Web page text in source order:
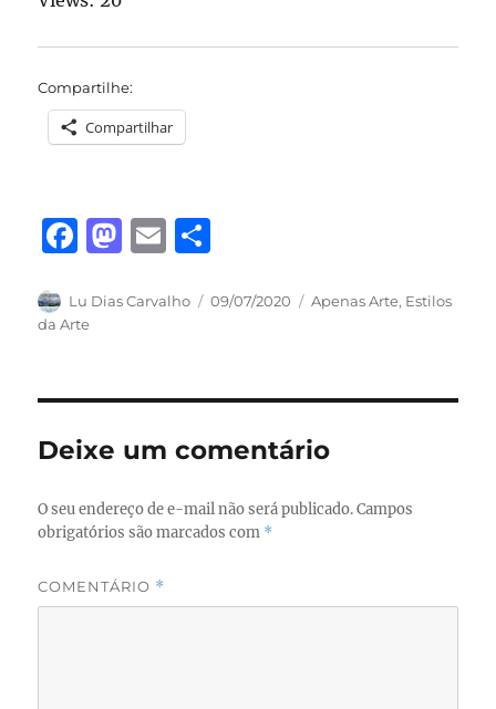
Compartilhe:
Compartilhar
F
c
e
o
o
M
st
o
n
E
ai a
Autor
Lu Dias Carvalho
Publicado
09/07/2020 Categorias
Apenas Arte, Estilos
da Arte
Deixe um comentário
O seu endereço de e-mail não será publicado. Campos
obrigatórios são marcados com *
COMENTÁRIO *